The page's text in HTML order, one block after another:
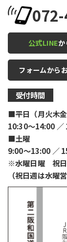
公式LINEか
フォームから
受付時間
■平日（月火木金
10:30〜14:00
■土曜
9:00〜13:00 ／
※水曜日曜 祝
（祝日週は水曜